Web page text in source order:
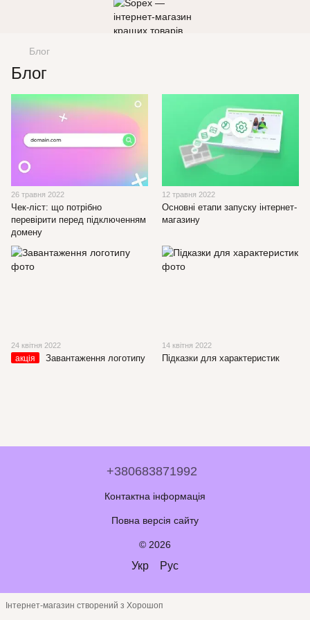
Блог
Блог
26 травня 2022
Чек-ліст: що потрібно
перевірити перед підключенням
домену
12 травня 2022
Основні етапи запуску інтернет-
магазину
24 квітня 2022
акція Завантаження логотипу
14 квітня 2022
Підказки для характеристик
+380683871992
Контактна інформація
Повна версія сайту
© 2026
Укр Рус
Інтернет-магазин створений з Хорошоп